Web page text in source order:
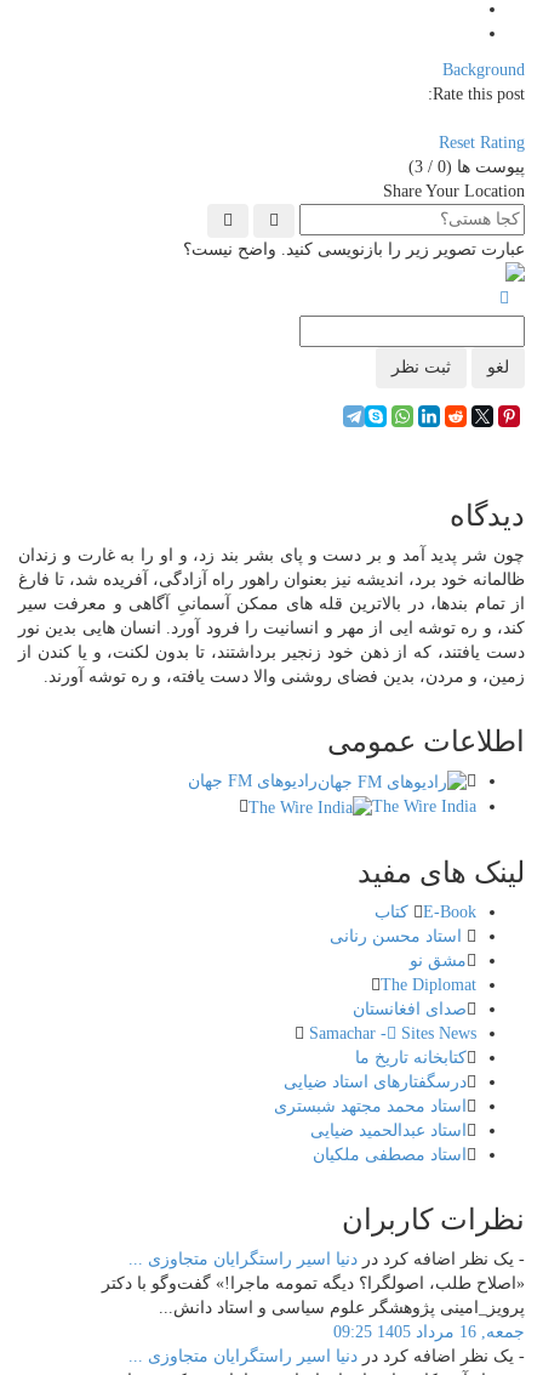
Background
Rate this post:
Reset Rating
پیوست ها (0
/ 3)
Share Your Location
عبارت تصویر زیر را بازنویسی کنید. واضح نیست؟
لغو ثبت نظر
دیدگاه
چون شر پدید آمد و بر دست و پای بشر بند زد، و او را به غارت و زندان
ظالمانه خود برد، اندیشه نیز بعنوان راهور راه آزادگی، آفریده شد، تا فارغ
از تمام بندها، در بالاترین قله های ممکن آسمانیِ آگاهی و معرفت سیر
کند، و ره توشه ایی از مهر و انسانیت را فرود آورد. انسان هایی بدین نور
دست یافتند، که از ذهن خود زنجیر برداشتند، تا بدون لکنت، و یا کندن از
زمین، و مردن، بدین فضای روشنی والا دست یافته، و ره توشه آورند.
اطلاعات عمومی
رادیوهای FM جهان
The Wire India
لینک های مفید
E-Book کتاب
استاد محسن رنانی
مشق نو
The Diplomat
صدای افغانستان
Samachar - ُSites News
کتابخانه تاریخ ما
درسگفتارهای استاد ضیایی
استاد محمد مجتهد شبستری
استاد عبدالحمید ضیایی
استاد مصطفی ملکیان
نظرات کاربران
- یک نظر اضافه کرد در دنیا اسیر راستگرایان متجاوزی‌ ...
«اصلاح طلب، اصولگرا؟ دیگه تمومه ماجرا!» گفت‌وگو با دکتر
پرویز_امینی پژوهشگر علوم سیاسی و استاد دانش...
جمعه, 16 مرداد 1405 09:25
- یک نظر اضافه کرد در دنیا اسیر راستگرایان متجاوزی‌ ...